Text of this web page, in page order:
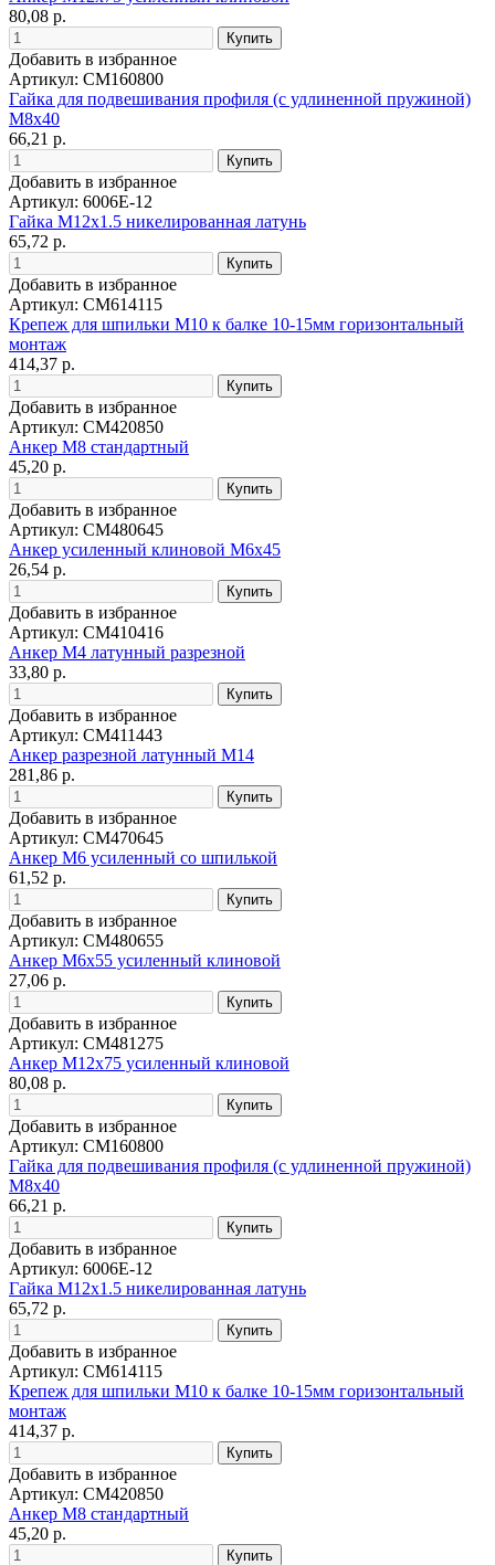
80,08 р.
Добавить в избранное
Артикул: CM160800
Гайка для подвешивания профиля (с удлиненной пружиной)
М8х40
66,21 р.
Добавить в избранное
Артикул: 6006E-12
Гайка M12x1.5 никелированная латунь
65,72 р.
Добавить в избранное
Артикул: CM614115
Крепеж для шпильки М10 к балке 10-15мм горизонтальный
монтаж
414,37 р.
Добавить в избранное
Артикул: CM420850
Анкер М8 стандартный
45,20 р.
Добавить в избранное
Артикул: CM480645
Анкер усиленный клиновой М6х45
26,54 р.
Добавить в избранное
Артикул: CM410416
Анкер М4 латунный разрезной
33,80 р.
Добавить в избранное
Артикул: CM411443
Анкер разрезной латунный М14
281,86 р.
Добавить в избранное
Артикул: CM470645
Анкер М6 усиленный со шпилькой
61,52 р.
Добавить в избранное
Артикул: CM480655
Анкер М6х55 усиленный клиновой
27,06 р.
Добавить в избранное
Артикул: CM481275
Анкер М12х75 усиленный клиновой
80,08 р.
Добавить в избранное
Артикул: CM160800
Гайка для подвешивания профиля (с удлиненной пружиной)
М8х40
66,21 р.
Добавить в избранное
Артикул: 6006E-12
Гайка M12x1.5 никелированная латунь
65,72 р.
Добавить в избранное
Артикул: CM614115
Крепеж для шпильки М10 к балке 10-15мм горизонтальный
монтаж
414,37 р.
Добавить в избранное
Артикул: CM420850
Анкер М8 стандартный
45,20 р.